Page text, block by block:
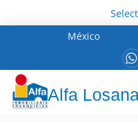
México
Alfa